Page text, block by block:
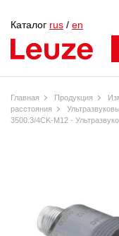
Каталог rus / en
Главная Продукция
расстояния
3500.3/4CK-M12 -